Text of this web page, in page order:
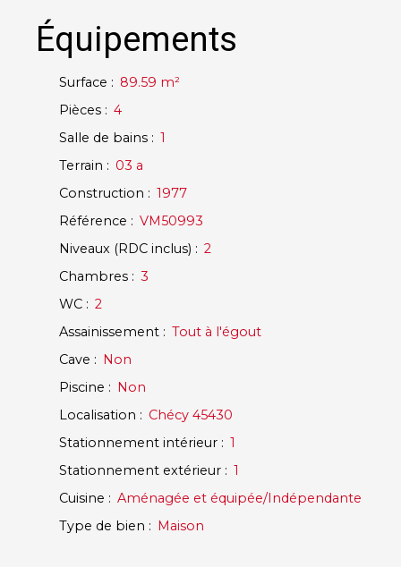
Équipements
Surface : 89.59 m²
Pièces : 4
Salle de bains : 1
Terrain : 03 a
Construction : 1977
Référence : VM50993
Niveaux (RDC inclus) : 2
Chambres : 3
WC : 2
Assainissement : Tout à l'égout
Cave : Non
Piscine : Non
Localisation : Chécy 45430
Stationnement intérieur : 1
Stationnement extérieur : 1
Cuisine : Aménagée et équipée/Indépendante
Type de bien : Maison